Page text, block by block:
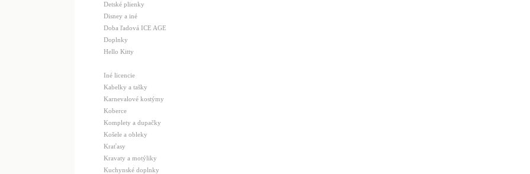
Detské plienky
Disney a iné
Doba ľadová ICE AGE
Doplnky
Hello Kitty
Iné licencie
Kabelky a tašky
Karnevalové kostýmy
Koberce
Komplety a dupačky
Košele a obleky
Kraťasy
Kravaty a motýliky
Kuchynské doplnky